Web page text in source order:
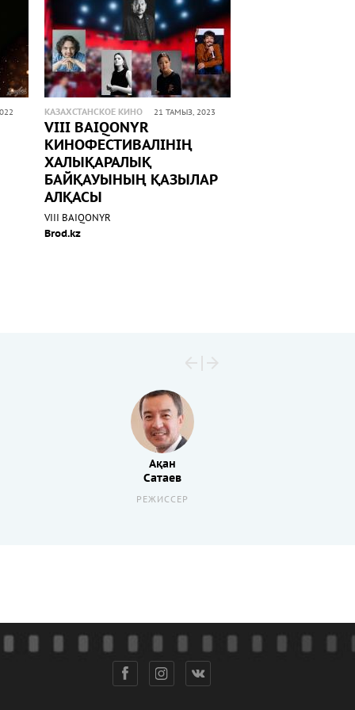
КАЗАХСТАНСКОЕ КИНО 21 ТАМЫЗ, 2023
VIII BAIQONYR
КИНОФЕСТИВАЛІНІҢ
ХАЛЫҚАРАЛЫҚ
БАЙҚАУЫНЫҢ ҚАЗЫЛАР
АЛҚАСЫ
VIII BAIQONYR
Brod.kz
Ақан
Сатаев
РЕЖИССЕР